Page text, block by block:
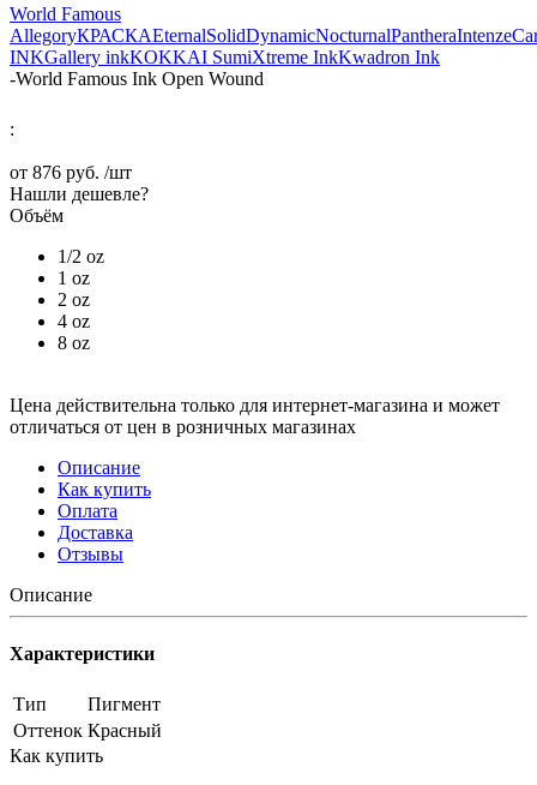
World Famous
AllegoryКРАСКАEternalSolidDynamicNocturnalPantheraIntenze
INKGallery inkKOKKAI SumiXtreme InkKwadron Ink
-World Famous Ink Open Wound
:
от 876 руб. /шт
Нашли дешевле?
Объём
1/2 oz
1 oz
2 oz
4 oz
8 oz
Цена действительна только для интернет-магазина и может
отличаться от цен в розничных магазинах
Описание
Как купить
Оплата
Доставка
Отзывы
Описание
Характеристики
Тип
Пигмент
Оттенок Красный
Как купить